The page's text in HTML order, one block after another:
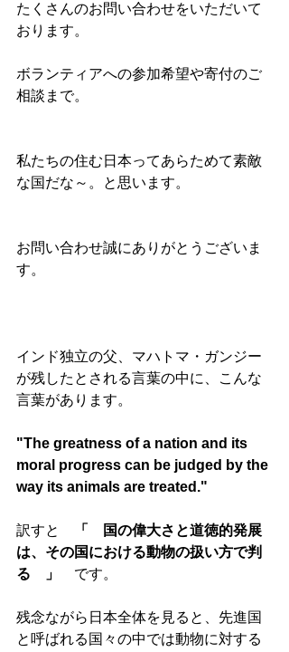
たくさんのお問い合わせをいただいて
おります。
ボランティアへの参加希望や寄付のご
相談まで。
私たちの住む日本ってあらためて素敵
な国だな～。と思います。
お問い合わせ誠にありがとうございま
す。
インド独立の父、マハトマ・ガンジー
が残したとされる言葉の中に、こんな
言葉があります。
"The greatness of a nation and its
moral progress can be judged by the
way its animals are treated."
訳すと
「　国の偉大さと道徳的発展
は、その国における動物の扱い方で判
る　」 です。
残念ながら日本全体を見ると、先進国
と呼ばれる国々の中では動物に対する